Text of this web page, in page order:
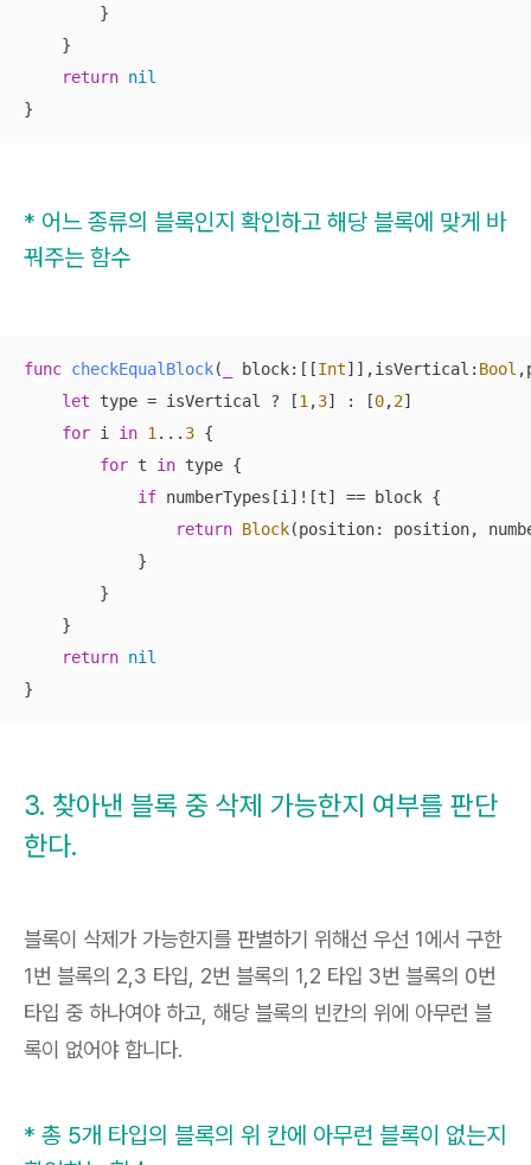
        }
    }
return nil
}
* 어느 종류의 블록인지 확인하고 해당 블록에 맞게 바
꿔주는 함수
func checkEqualBlock( block:[[Int]],isVertical : Bool ,
let type = isVertical ? [1 ,3] : [0,2]
for i in 1 ... 3 {
for t in type {
if numberTypes[i] ! [t] == block {
return Block(position: position,
            }
        }
    }
return nil
}
3. 찾아낸 블록 중 삭제 가능한지 여부를 판단
한다.
블록이 삭제가 가능한지를 판별하기 위해선 우선 1에서 구한
1번 블록의 2,3 타입, 2번 블록의 1,2 타입 3번 블록의 0번
타입 중 하나여야 하고, 해당 블록의 빈칸의 위에 아무런 블
록이 없어야 합니다.
* 총 5개 타입의 블록의 위 칸에 아무런 블록이 없는지